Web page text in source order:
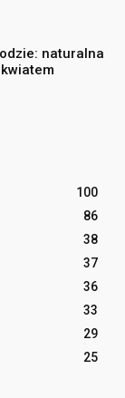
naturalna
100
86
38
37
36
33
29
25